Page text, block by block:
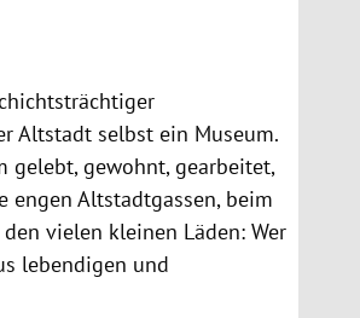
Altstadt selbst ein Museum.
gelebt, gewohnt, gearbeitet,
Altstadtgassen, beim
vielen kleinen Läden: Wer
lebendigen und